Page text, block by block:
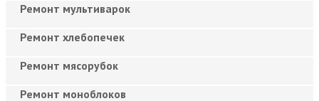
Ремонт мультиварок
Ремонт хлебопечек
Ремонт мясорубок
Ремонт моноблоков